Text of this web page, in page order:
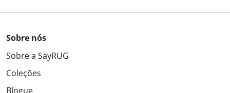
Sobre nós
Sobre a SayRUG
Coleções
Blogue